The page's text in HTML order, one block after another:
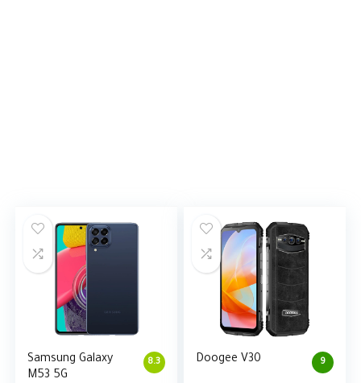
8.3
Samsung Galaxy
M53 5G
9
Doogee V30